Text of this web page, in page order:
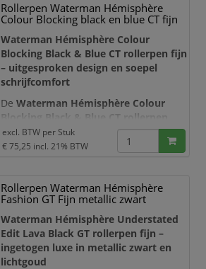
verfijnde goudkleurige details en de
iconische Parker-pijlclip. Hierdoor
ontstaat een stijlvol en uitgebala
Rollerpen Waterman Hémisphère
Colour Blocking black en blue CT fijn
Waterman Hémisphère Colour
Blocking Black & Blue CT rollerpen fijn
– uitgesproken design en soepel
schrijfcomfort
DeWaterman Hémisphère Colour
Blocking Black & Blue CT rollerpen
combineert een slanke, elegante vorm
met een opvallend tweekleurig
blocking-effect, terwijl de
palladiumkleurige sierdelen en
karakteristieke dubbel vertakte
Waterman-clip zorgen voor een
verfijnde af
excl. BTW per Stuk
€ 75,25 incl. 21% BTW
Rollerpen Waterman Hémisphère
Fashion GT Fijn metallic zwart
Waterman Hémisphère Understated
Edit Lava Black GT rollerpen fijn –
ingetogen luxe in metallic zwart en
lichtgoud